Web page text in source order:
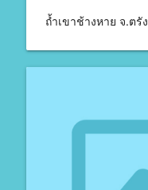
ถ้ำเขาช้างหาย จ.ตรัง